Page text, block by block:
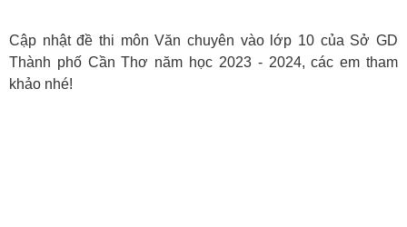
Cập nhật đề thi môn Văn chuyên vào lớp 10 của Sở GD
Thành phố Cần Thơ năm học 2023 - 2024, các em tham
khảo nhé!